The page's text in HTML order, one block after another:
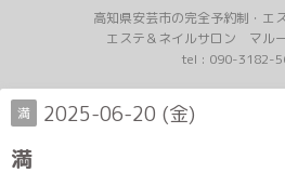
高知県安芸市の完全予約制・エ
エステ＆ネイルサロン マルー
tel : 090-3182-
満 2025-06-20 (金)
満